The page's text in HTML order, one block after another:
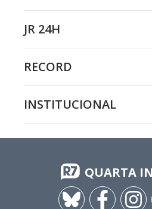
JR 24H
RECORD
INSTITUCIONAL
QUARTA